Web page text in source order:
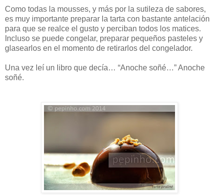
Como todas la mousses, y más por la sutileza de sabores,
es muy importante preparar la tarta con bastante antelación
para que se realce el gusto y perciban todos los matices.
Incluso se puede congelar, preparar pequeños pasteles y
glasearlos en el momento de retirarlos del congelador.
Una vez leí un libro que decía… “Anoche soñé…” Anoche
soñé.